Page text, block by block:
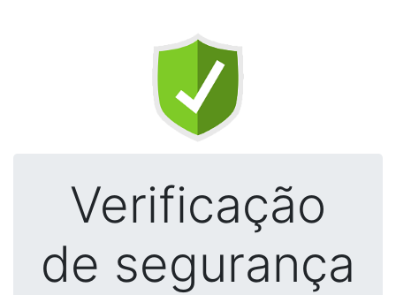
Verificação
de segurança